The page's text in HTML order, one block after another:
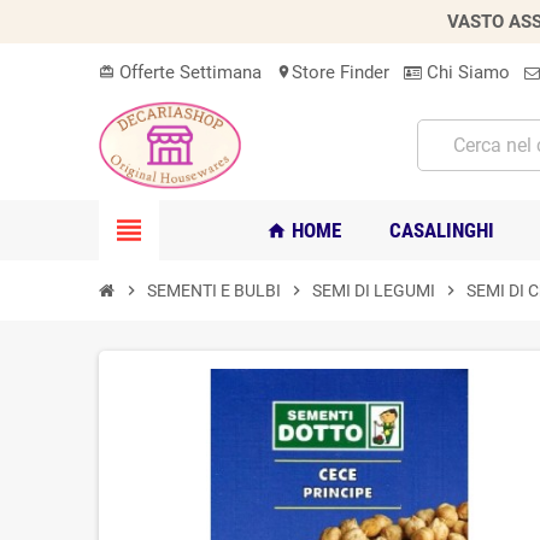
VASTO
card_giftcard Offerte Settimana location_onStore Finder Chi Siamo
view_headline home HOME CASALINGHI
chevron_right SEMENTI E BULBI chevron_right SEMI DI LEGUMI chevron_right SEMI DI